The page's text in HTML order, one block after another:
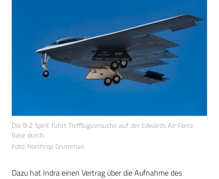
Die B-2 Spirit führt Tiefflugversuche auf der Edwards Air Force
Base durch.
Foto: Northrop Grumman
Dazu hat Indra einen Vertrag über die Aufnahme des